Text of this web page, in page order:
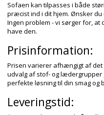
Sofaen kan tilpasses i både
præcist ind i dit hjem. Ønsker
Ingen problem - vi sørger for,
have den.
Prisinformation:
Prisen varierer afhængigt af det
udvalg af stof- og lædergrupper
perfekte løsning til din smag og
Leveringstid: